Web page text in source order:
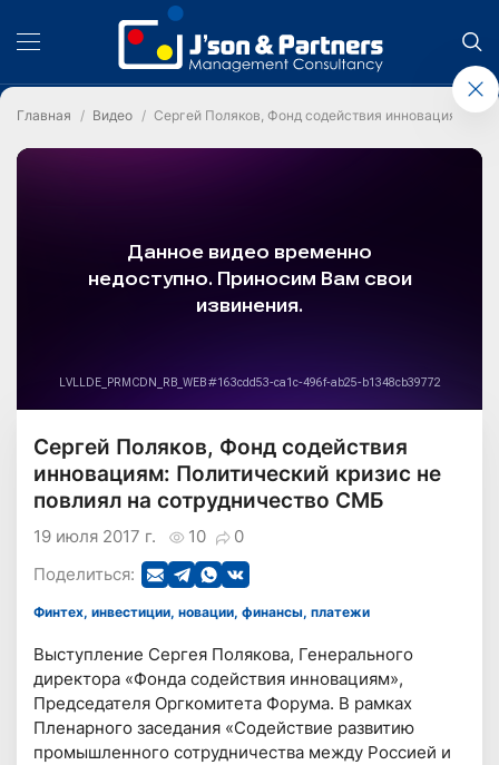
Главная Видео Сергей Поляков, Фонд содействия инновациям:
Сергей Поляков, Фонд содействия
инновациям: Политический кризис не
повлиял на сотрудничество СМБ
10 0
19 июля 2017 г.
Поделиться:
Финтех, инвестиции, новации, финансы, платежи
Выступление Сергея Полякова, Генерального
директора «Фонда содействия инновациям»,
Председателя Оргкомитета Форума. В рамках
Пленарного заседания «Содействие развитию
промышленного сотрудничества между Россией и